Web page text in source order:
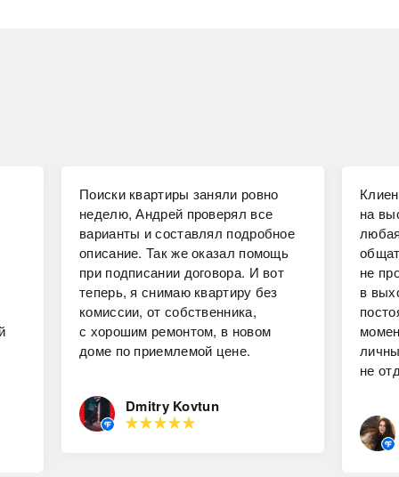
Поиски квартиры заняли ровно
неделю, Андрей проверял все
варианты и составлял подробное
описание. Так же оказал помощь
при подписании договора. И вот
теперь, я снимаю квартиру без
комиссии, от собственника,
с хорошим ремонтом, в новом
доме по приемлемой цене.
Dmitry Kovtun
на
не
в
не